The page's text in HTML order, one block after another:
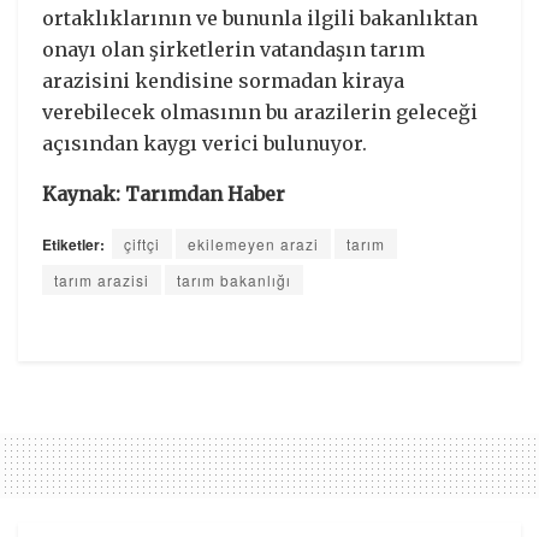
ortaklıklarının ve bununla ilgili bakanlıktan
onayı olan şirketlerin vatandaşın tarım
arazisini kendisine sormadan kiraya
verebilecek olmasının bu arazilerin geleceği
açısından kaygı verici bulunuyor.
Kaynak: Tarımdan Haber
Etiketler: çiftçi ekilemeyen arazi
tarım
tarım arazisi
tarım bakanlığı